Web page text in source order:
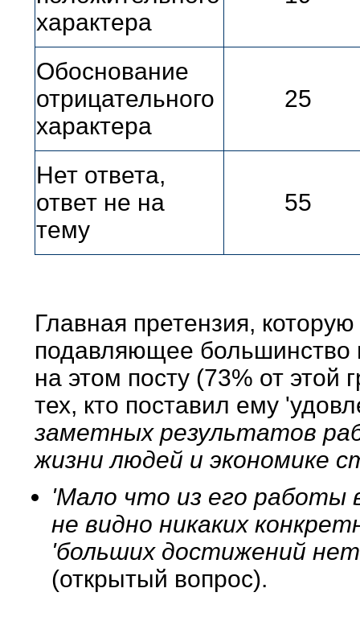
характера
Обоснование
отрицательного
характера
25
Нет ответа,
ответ не на
тему
55
Главная претензия,
подавляющее большинство
на этом посту (73% от
тех, кто поставил ему
заметных результатов
жизни людей и экономике
'Мало что из его работы
не видно никаких
'больших достижений
(открытый вопрос).